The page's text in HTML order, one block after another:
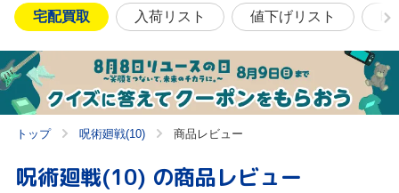
宅配買取 入荷リスト 値下げリスト
トップ 呪術廻戦(10) 商品レビュー
呪術廻戦(10) の商品レビュー